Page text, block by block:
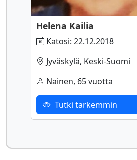
Helena Kailia
Katosi: 22.12.2018
Jyväskylä, Keski-Suomi
Nainen, 65 vuotta
Tutki tarkemmin